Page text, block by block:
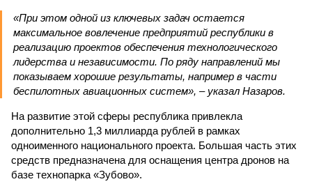
«При этом одной из ключевых задач остается
максимальное вовлечение предприятий республики в
реализацию проектов обеспечения технологического
лидерства и независимости. По ряду направлений мы
показываем хорошие результаты, например в части
беспилотных авиационных систем», – указал Назаров.
На развитие этой сферы республика привлекла
дополнительно 1,3 миллиарда рублей в рамках
одноименного национального проекта. Большая часть этих
средств предназначена для оснащения центра дронов на
базе технопарка «Зубово».